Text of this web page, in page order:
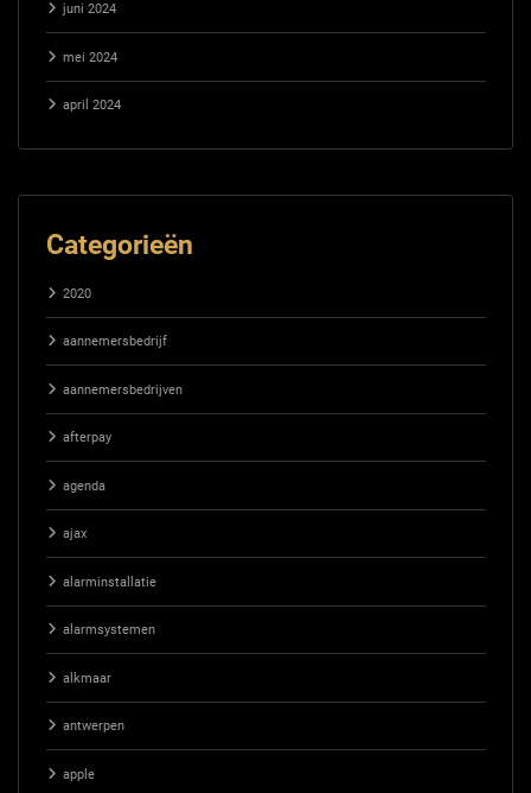
juni 2024
mei 2024
april 2024
Categorieën
2020
aannemersbedrijf
aannemersbedrijven
afterpay
agenda
ajax
alarminstallatie
alarmsystemen
alkmaar
antwerpen
apple